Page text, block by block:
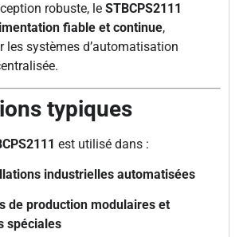
robuste, leSTBCPS2111
fiable et continue,
les systèmes d’automatisation
typiques
est utilisé dans :
industrielles automatisées
de production modulaires et
spéciales